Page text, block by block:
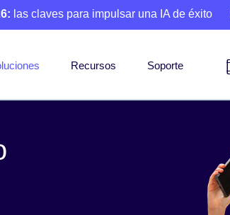
las claves para impulsar una IA de éxito
Recursos Soporte